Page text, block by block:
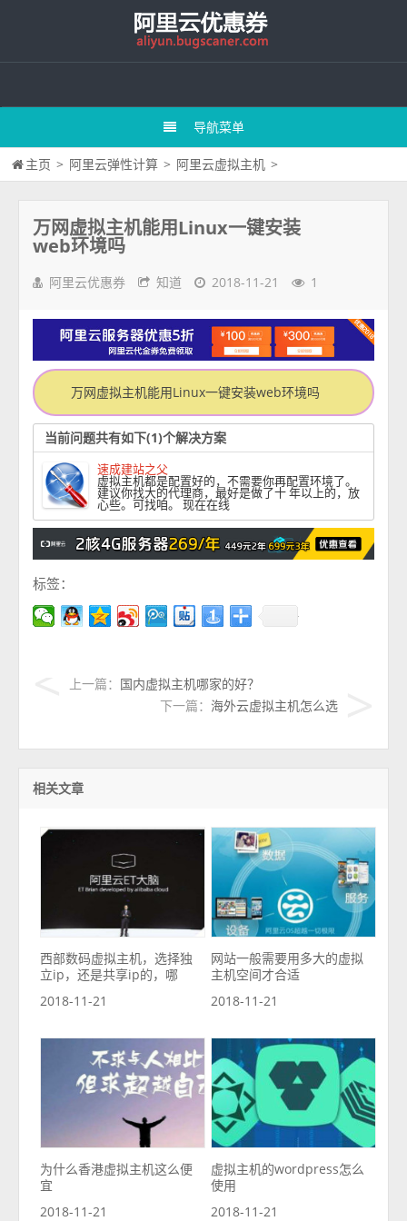
导航菜单
主页 > 阿里云弹性计算 > 阿里云虚拟主机 >
万网虚拟主机能用Linux一键安装
web环境吗
阿里云优惠券 知道 2018-11-21 1
万网虚拟主机能用Linux一键安装web环境吗
当前问题共有如下(1)个解决方案
速成建站之父
虚拟主机都是配置好的，不需要你再配置环境了。
建议你找大的代理商，最好是做了十 年以上的，放
心些。可找咱。 现在在线
标签：
上一篇： 国内虚拟主机哪家的好？
下一篇： 海外云虚拟主机怎么选
相关文章
西部数码虚拟主机，选择独
立ip，还是共享ip的，哪
2018-11-21
网站一般需要用多大的虚拟
主机空间才合适
2018-11-21
为什么香港虚拟主机这么便
宜
2018-11-21
虚拟主机的wordpress怎么
使用
2018-11-21